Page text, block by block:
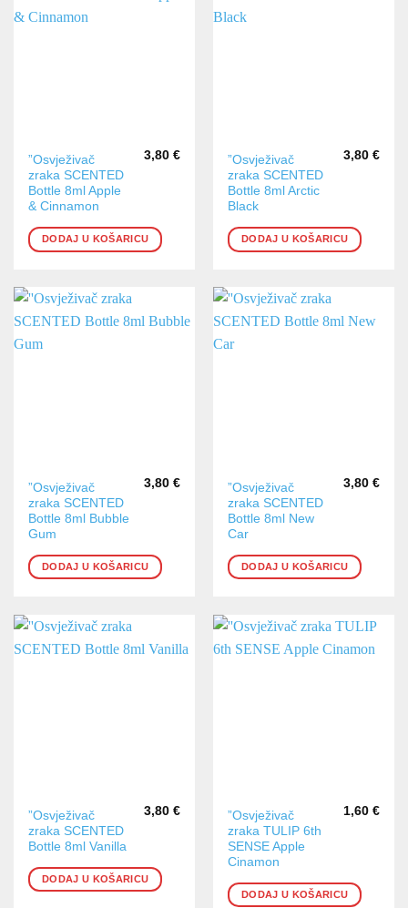
”Osvježivač
zraka SCENTED
Bottle 8ml Apple
& Cinnamon
3,80 €
DODAJ U KOŠARICU
”Osvježivač
zraka SCENTED
Bottle 8ml Arctic
Black
3,80 €
DODAJ U KOŠARICU
”Osvježivač
zraka SCENTED
Bottle 8ml Bubble
Gum
3,80 €
DODAJ U KOŠARICU
”Osvježivač
zraka SCENTED
Bottle 8ml New
Car
3,80 €
DODAJ U KOŠARICU
”Osvježivač
zraka SCENTED
Bottle 8ml Vanilla
3,80 €
DODAJ U KOŠARICU
”Osvježivač
zraka TULIP 6th
SENSE Apple
Cinamon
1,60 €
DODAJ U KOŠARICU